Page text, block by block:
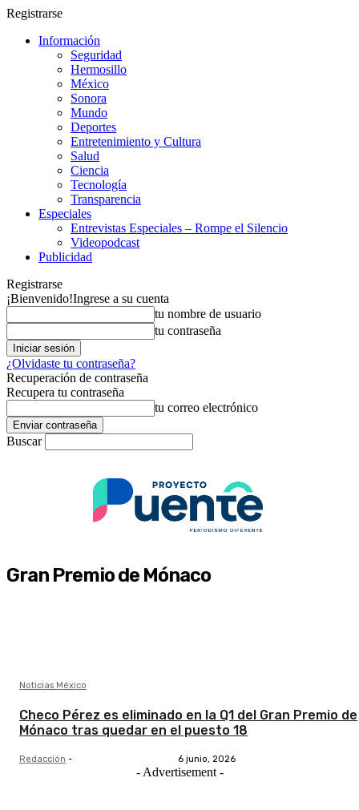
Registrarse
Información
Seguridad
Hermosillo
México
Sonora
Mundo
Deportes
Entretenimiento y Cultura
Salud
Ciencia
Tecnología
Transparencia
Especiales
Entrevistas Especiales – Rompe el Silencio
Videopodcast
Publicidad
Registrarse
¡Bienvenido!Ingrese a su cuenta
tu nombre de usuario
tu contraseña
¿Olvidaste tu contraseña?
Recuperación de contraseña
Recupera tu contraseña
tu correo electrónico
Buscar
Gran Premio de Mónaco
Noticias México
Checo Pérez es eliminado en la Q1 del Gran Premio de
Mónaco tras quedar en el puesto 18
Redacción - 6 junio, 2026
- Advertisement -